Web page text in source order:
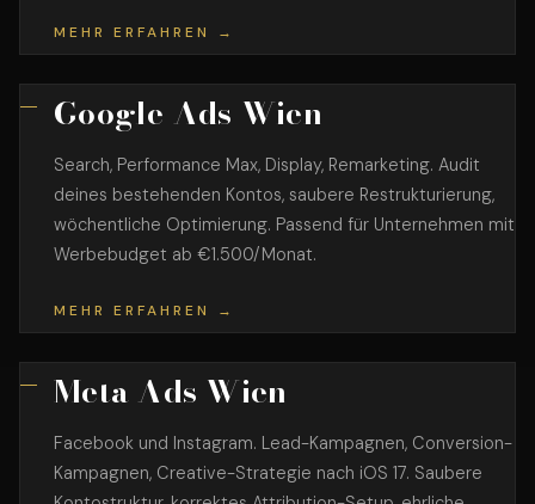
MEHR ERFAHREN →
Google Ads Wien
Search, Performance Max, Display, Remarketing. Audit
deines bestehenden Kontos, saubere Restrukturierung,
wöchentliche Optimierung. Passend für Unternehmen mit
Werbebudget ab €1.500/Monat.
MEHR ERFAHREN →
Meta Ads Wien
Facebook und Instagram. Lead-Kampagnen, Conversion-
Kampagnen, Creative-Strategie nach iOS 17. Saubere